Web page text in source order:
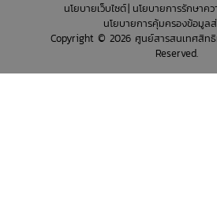
นโยบายเว็บไซต์ นโยบายการรักษาค
นโยบายการคุ้มครองข้อมูล
Copyright © 2026 ศูนย์สารสนเทศสิท
Reserved.